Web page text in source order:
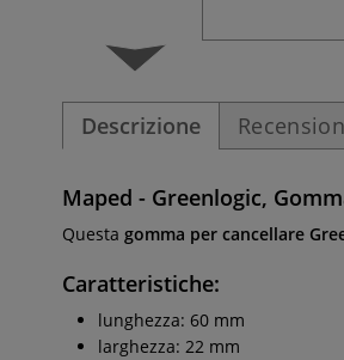
Descrizione
Maped - Greenlogic,
Questa gomma per cancellare
Caratteristiche:
lunghezza: 60 mm
larghezza: 22 mm